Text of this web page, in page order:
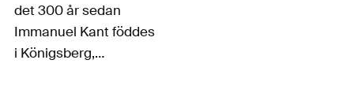
det 300 år sedan
Immanuel Kant föddes
i Königsberg,